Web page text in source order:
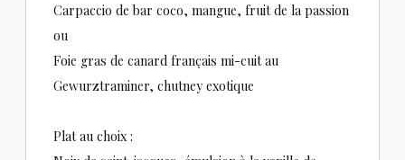
Carpaccio de bar coco, mangue, fruit de la passion
ou
Foie gras de canard français mi-cuit au
Gewurztraminer, chutney exotique
Plat au choix :